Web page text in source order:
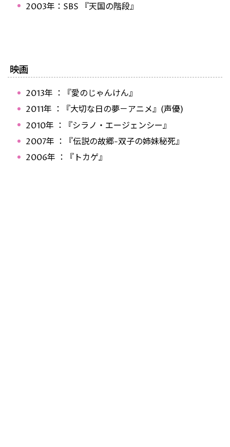
2003年：SBS 『天国の階段』
映画
2013年 ：『愛のじゃんけん』
2011年 ：『大切な日の夢－アニメ』(声優)
2010年 ：『シラノ・エージェンシー』
2007年 ：『伝説の故郷-双子の姉妹秘死』
2006年 ：『トカゲ』